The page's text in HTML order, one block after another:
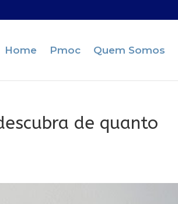
Home Pmoc Quem Somos
de quanto